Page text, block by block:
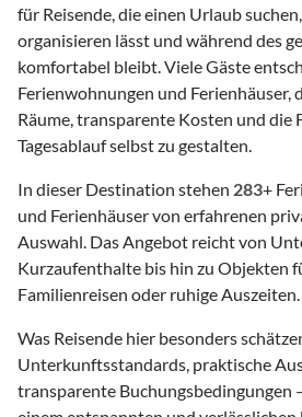
für Reisende, die einen Urlaub
organisieren lässt und während des
komfortabel bleibt. Viele Gäste
Ferienwohnungen und Ferienhäuser,
Räume, transparente Kosten und die
Tagesablauf selbst zu gestalten.
In dieser Destination stehen 283+
und Ferienhäuser von erfahrenen
Auswahl. Das Angebot reicht von
Kurzaufenthalte bis hin zu Objekten
Familienreisen oder ruhige Auszeiten.
Was Reisende hier besonders
Unterkunftsstandards, praktische
transparente Buchungsbedingungen